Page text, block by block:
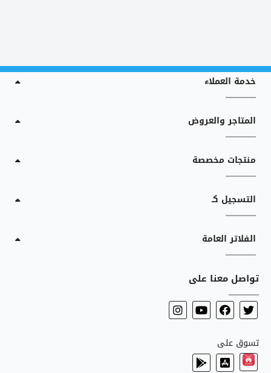
خدمة العملاء
المتاجر والعروض
منتجات مخصصة
التسجيل كـ
الفلاتر العامة
تواصل معنا على
تسوق على